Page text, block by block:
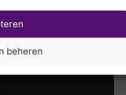
beheren